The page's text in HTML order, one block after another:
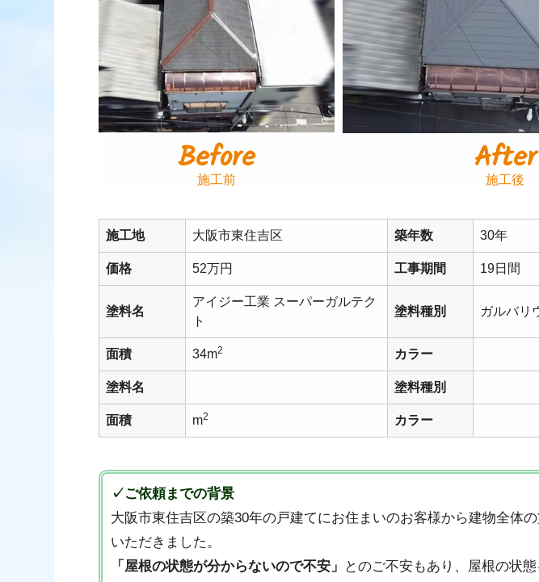
Before
施工前 After
施工後
施工地 大阪市東住吉区 築年数 30年
価格 52万円 工事期間 19日間
塗料名
アイジー工業 スーパーガルテク
ト
塗料種別 ガルバリ
面積 34m2 カラー
塗料名 塗料種別
面積 m2 カラー
✓ご依頼までの背景
大阪市東住吉区の築30年の戸建てにお住まいのお客様から建物全体
いただきました。
「屋根の状態が分からないので不安」
とのご不安もあり、屋根の状